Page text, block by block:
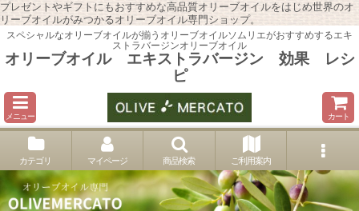
プレゼントやギフトにもおすすめな高品質オリーブオイルをはじめ世界のオ
リーブオイルがみつかるオリーブオイル専門ショップ。
スペシャルなオリーブオイルが揃うオリーブオイルソムリエがおすすめするエキ
ストラバージンオリーブオイル
オリーブオイル エキストラバージン 効果 レシ
ピ
メニュー カート
カテゴリ マイページ 商品検索 ご利用案内